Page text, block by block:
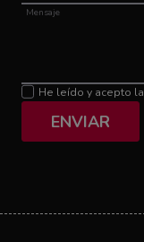
Mensaje
He leído y acepto la
ENVIAR